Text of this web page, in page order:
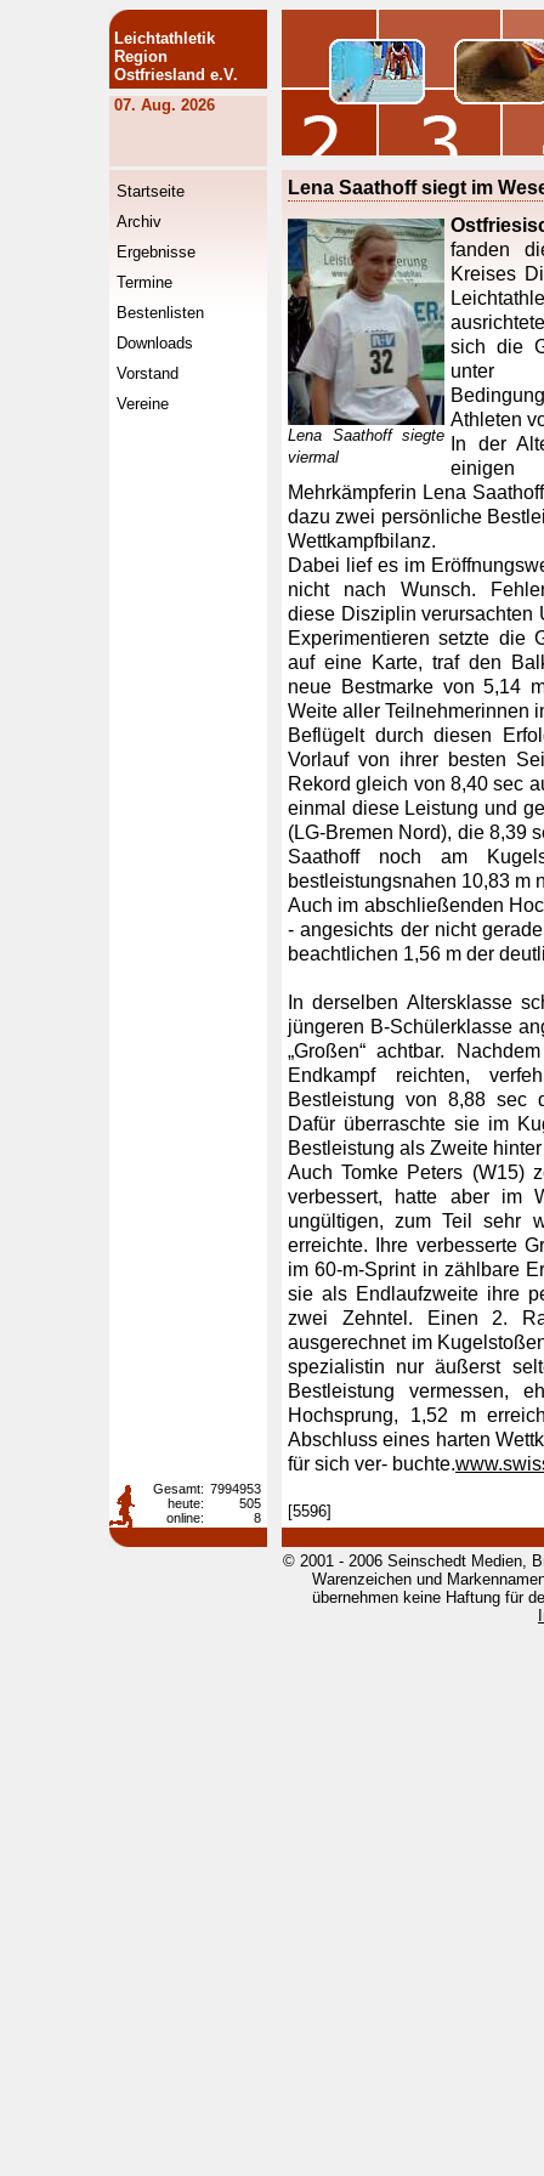
Leichtathletik
Region
Ostfriesland e.V.
07. Aug. 2026
Startseite
Archiv
Ergebnisse
Termine
Bestenlisten
Downloads
Vorstand
Vereine
Lena Saathoff siegt im
Lena Saathoff siegte
viermal
fanden
Kreises
sich die
unter
Athleten
In der
einigen
Mehrkämpferin Lena
dazu zwei persönliche
Wettkampfbilanz.
Dabei lief es im
nicht nach Wunsch.
diese Disziplin verursachten
Experimentieren setzte die
auf eine Karte, traf den
neue Bestmarke von 5,14
Weite aller Teilnehmerinnen
Beflügelt durch diesen
Vorlauf von ihrer besten
Rekord gleich von 8,40 sec
einmal diese Leistung und
(LG-Bremen Nord), die 8,39
Saathoff noch am
bestleistungsnahen 10,83 m
Auch im abschließenden
- angesichts der nicht
beachtlichen 1,56 m der
In derselben Altersklasse
jüngeren B-Schülerklasse
„Großen“ achtbar.
Endkampf reichten,
Bestleistung von 8,88 sec
Dafür überraschte sie im
Bestleistung als Zweite
Auch Tomke Peters (W15)
verbessert, hatte aber im
ungültigen, zum Teil sehr
erreichte. Ihre verbesserte
im 60-m-Sprint in zählbare
sie als Endlaufzweite ihre
zwei Zehntel. Einen 2.
ausgerechnet im
spezialistin nur äußerst
Bestleistung vermessen,
Hochsprung, 1,52 m
Abschluss eines harten
für sich ver- buchte.
[5596]
Gesamt: 7994953
heute:
505
online:
8
© 2001 - 2006 Seinschedt Medien,
Warenzeichen und
übernehmen keine Haftung für